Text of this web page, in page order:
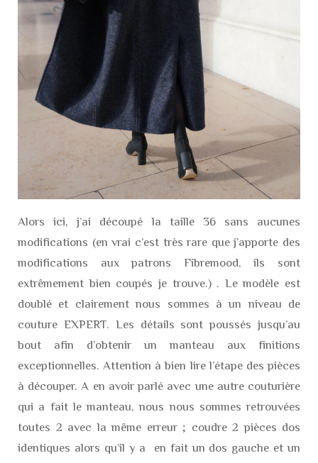
Alors ici, j’ai découpé la taille 36 sans aucunes
modifications (en vrai c’est très rare que j’apporte des
modifications aux patrons Fibremood, ils sont
extrêmement bien coupés je trouve.) . Le modèle est
doublé et clairement nous sommes à un niveau de
couture EXPERT. Les détails sont poussés jusqu’au
bout afin d’obtenir un manteau aux finitions
exceptionnelles. Attention à bien lire l’étape des pièces
à découper. A en avoir parlé avec une autre couturière
qui a fait le manteau, nous nous sommes retrouvées
toutes 2 avec la même erreur ; coudre 2 pièces dos
identiques alors qu’il y a en fait un dos gauche et un